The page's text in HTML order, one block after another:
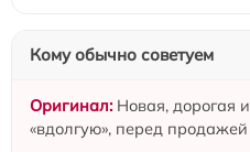
Кому обычно советуем
Новая, дорогая
«вдолгую», перед продажей